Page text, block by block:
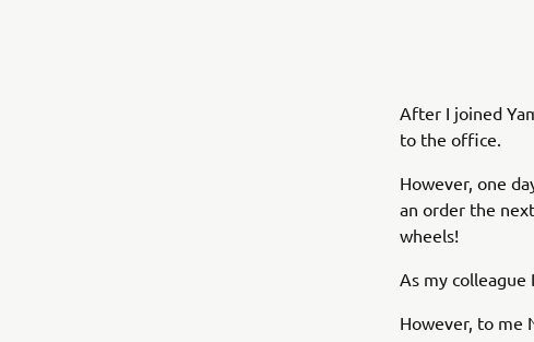
After I joined
to the office.
However, one
an order the
wheels!
As my colleague
However, to me